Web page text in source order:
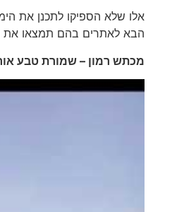
אלו שלא הספיקו לתכנן את
הבא לאתרים בהם תמצאו את
מכתש רמון – שמורת טבע